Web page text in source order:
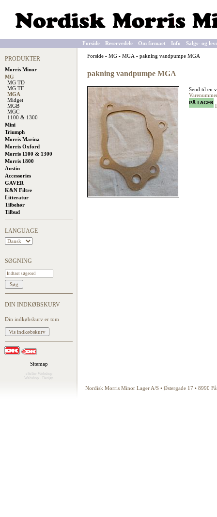
Forside Reservedele Om firmaet Info Salgs- og
PRODUKTER
Morris Minor
MG
MG TD
MG TF
MGA
Midget
MGB
MGC
1100 & 1300
Mini
Triumph
Morris Marina
Morris Oxford
Morris 1100 & 1300
Morris 1800
Austin
Accessories
GAVER
K&N Filtre
Litteratur
Tilbehør
Tilbud
LANGUAGE
SØGNING
DIN INDKØBSKURV
Din indkøbskurv er tom
Sitemap
eSeller Webshop
Webshop
Design
Forside - MG - MGA - pakning vandpumpe MGA
pakning vandpumpe MGA
Send til en
Nordisk Morris Minor Lager A/S • Østergade 17 • 8990